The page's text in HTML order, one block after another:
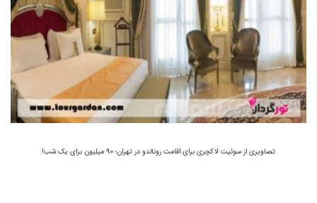
تصاویری از سوئیت لاکچری برای اقامت رونالدو در تهران؛ 90 میلیون برای یک شب!